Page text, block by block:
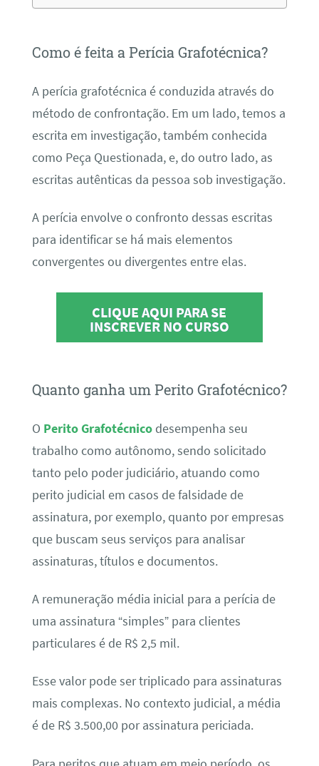
Como é feita a Perícia Grafotécnica?
A perícia grafotécnica é conduzida através do
método de confrontação. Em um lado, temos a
escrita em investigação, também conhecida
como Peça Questionada, e, do outro lado, as
escritas autênticas da pessoa sob investigação.
A perícia envolve o confronto dessas escritas
para identificar se há mais elementos
convergentes ou divergentes entre elas.
CLIQUE AQUI PARA SE
INSCREVER NO CURSO
Quanto ganha um Perito Grafotécnico?
O Perito Grafotécnicodesempenha seu
trabalho como autônomo, sendo solicitado
tanto pelo poder judiciário, atuando como
perito judicial em casos de falsidade de
assinatura, por exemplo, quanto por empresas
que buscam seus serviços para analisar
assinaturas, títulos e documentos.
A remuneração média inicial para a perícia de
uma assinatura “simples” para clientes
particulares é de R$ 2,5 mil.
Esse valor pode ser triplicado para assinaturas
mais complexas. No contexto judicial, a média
é de R$ 3.500,00 por assinatura periciada.